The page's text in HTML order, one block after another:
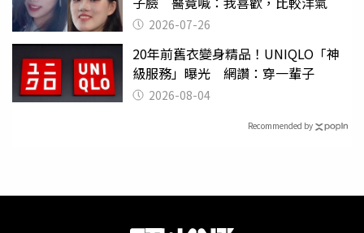
2026-07-26
20年前舊衣變身精品！UNIQLO「神
級服務」曝光 網讚：穿一輩子
2026-08-04
Recommended by